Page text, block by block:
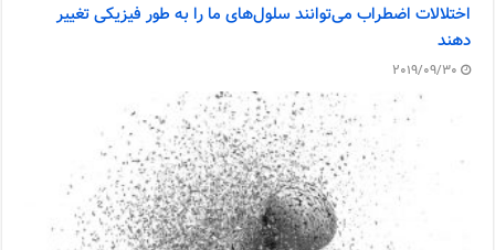
اختلالات اضطراب می‌توانند سلول‌های ما را به طور فیزیکی تغییر
دهند
2019/09/30